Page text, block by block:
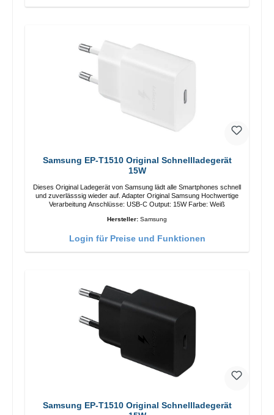
Samsung EP-T1510 Original Schnellladegerät
15W
Dieses Original Ladegerät von Samsung lädt alle Smartphones schnell
und zuverlässsig wieder auf. Adapter Original Samsung Hochwertige
Verarbeitung Anschlüsse: USB-C Output: 15W Farbe: Weiß
Hersteller: Samsung
Login für Preise und Funktionen
Samsung EP-T1510 Original Schnellladegerät